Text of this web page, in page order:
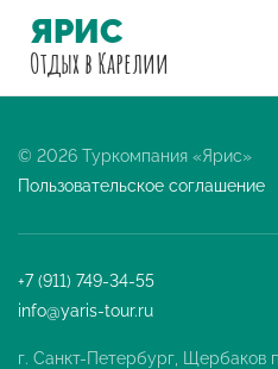
ЯРИС
Отдыхв Карелии
© 2026 Туркомпания «Ярис»
Пользовательское соглашение
+7 (911) 749-34-55
info@yaris-tour.ru
г. Санкт-Петербург, Щербаков